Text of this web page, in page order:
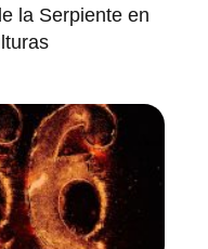
la Serpiente en